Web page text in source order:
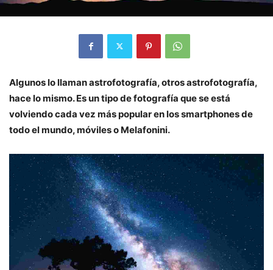
Algunos lo llaman astrofotografía, otros astrofotografía,
hace lo mismo. Es un tipo de fotografía que se está
volviendo cada vez más popular en los smartphones de
todo el mundo, móviles o Melafonini.